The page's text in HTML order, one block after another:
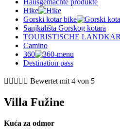
Hike
Gorski kotar bike
Sanjkališta Gorskog kotara
TOURISTISCHE
Camino
360
Destination pass
     Bewertet mit 4 von 5
Villa Fužine
Kuća za odmor